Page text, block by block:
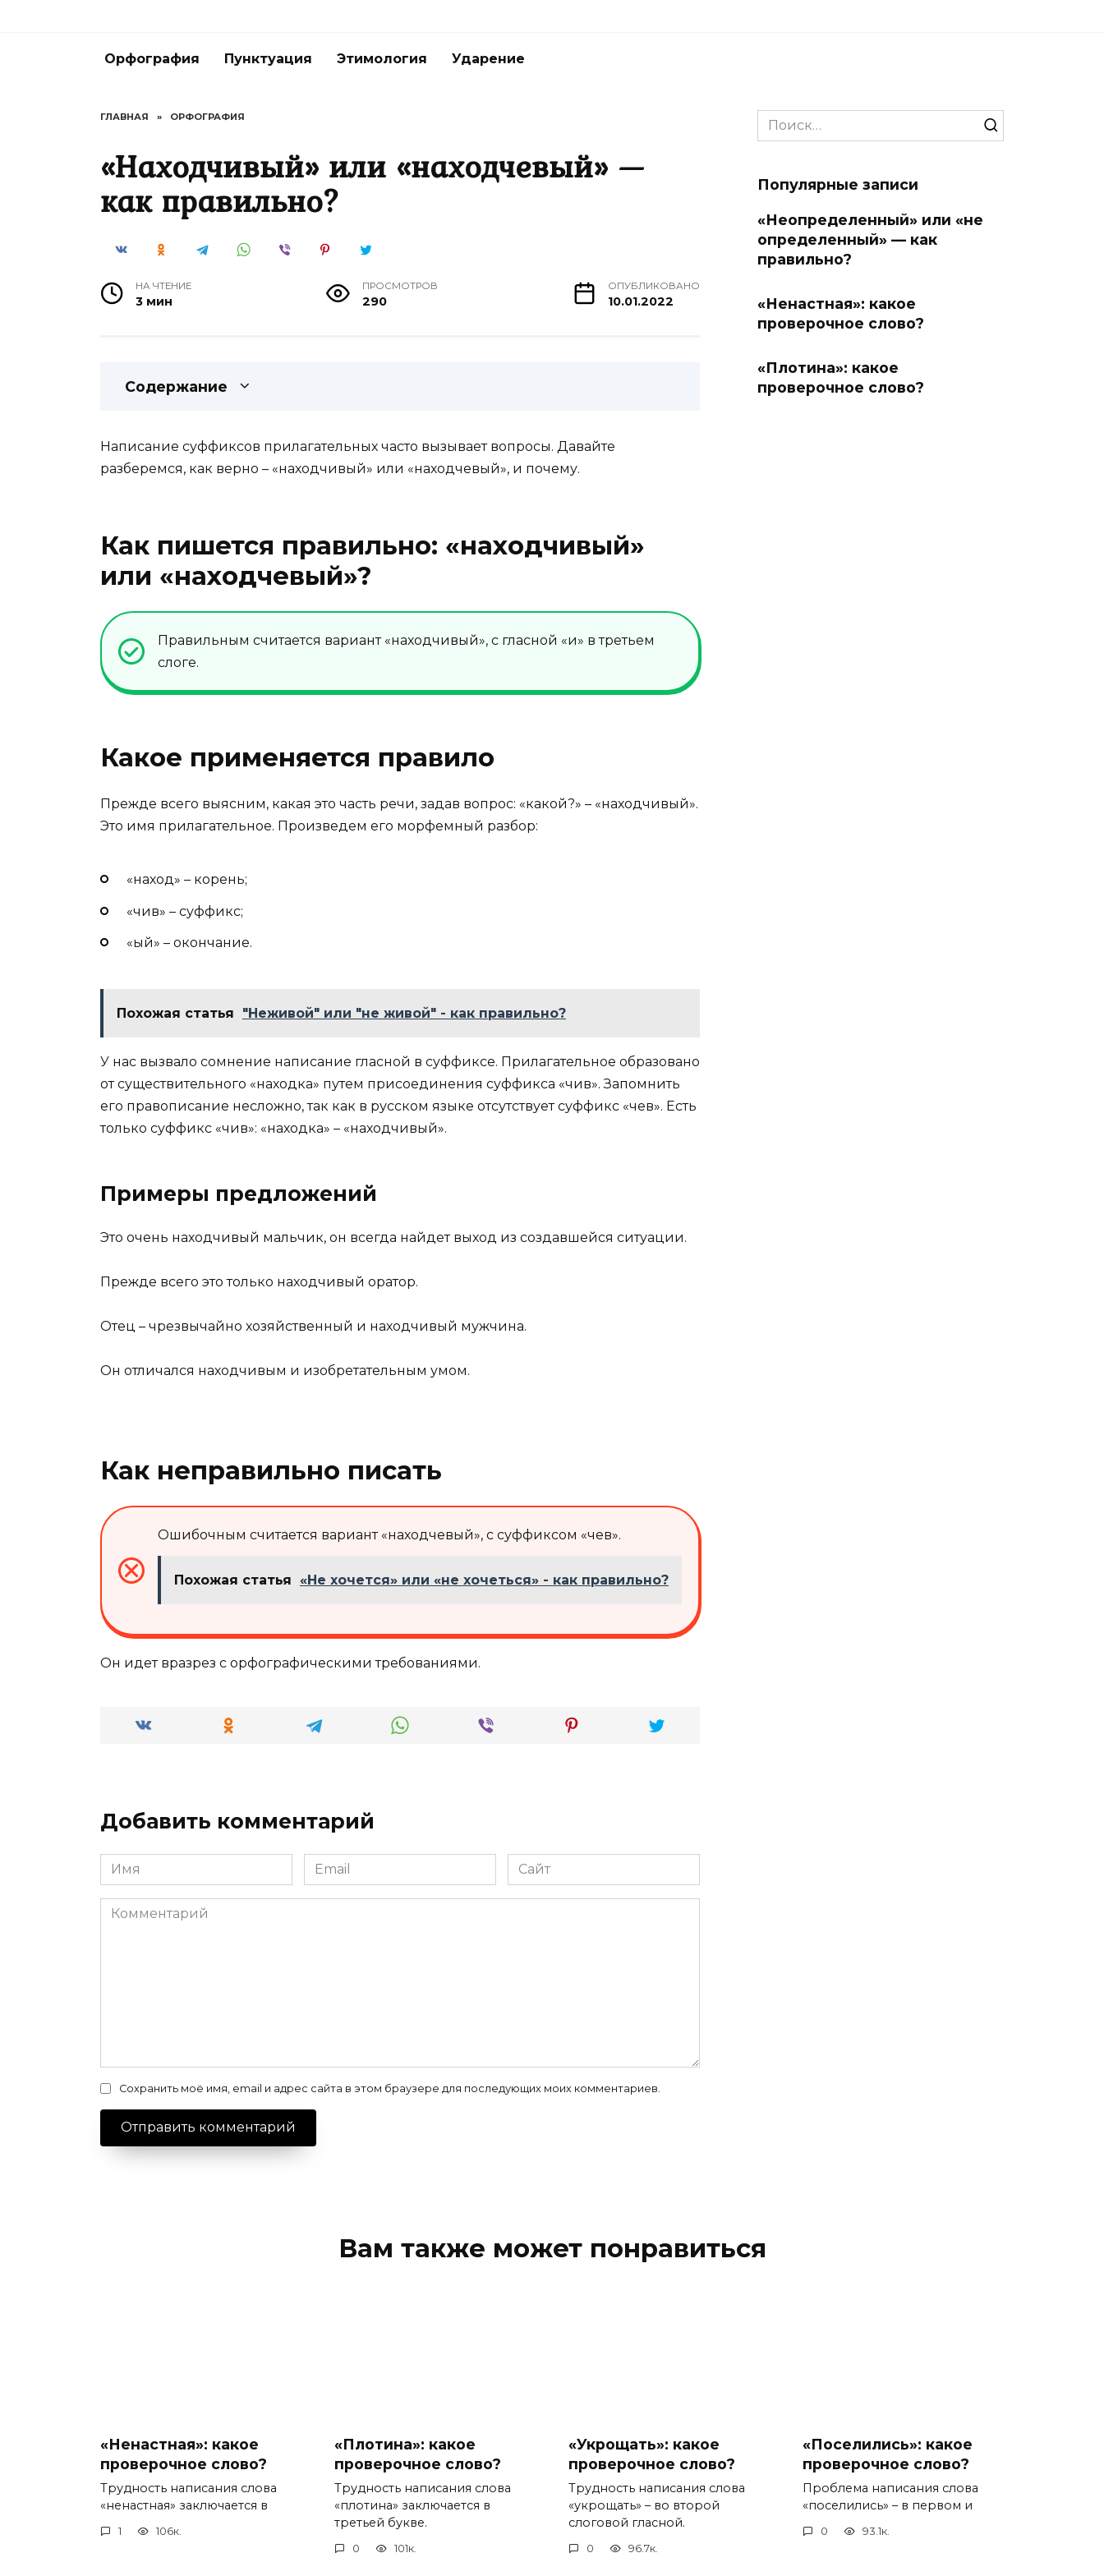
Орфография Пунктуация Этимология Ударение
ГЛАВНАЯ » ОРФОГРАФИЯ
«Находчивый» или «находчевый» —
как правильно?
НА ЧТЕНИЕ
3 мин
ПРОСМОТРОВ
290
ОПУБЛИКОВАНО
10.01.2022
Содержание
Написание суффиксов прилагательных часто вызывает вопросы. Давайте
разберемся, как верно – «находчивый» или «находчевый», и почему.
Как пишется правильно: «находчивый»
или «находчевый»?
Правильным считается вариант «находчивый», с гласной «и» в третьем
слоге.
Какое применяется правило
Прежде всего выясним, какая это часть речи, задав вопрос: «какой?» – «находчивый».
Это имя прилагательное. Произведем его морфемный разбор:
«наход» – корень;
«чив» – суффикс;
«ый» – окончание.
Похожая статья "Неживой" или "не живой" - как правильно?
У нас вызвало сомнение написание гласной в суффиксе. Прилагательное образовано
от существительного «находка» путем присоединения суффикса «чив». Запомнить
его правописание несложно, так как в русском языке отсутствует суффикс «чев». Есть
только суффикс «чив»: «находка» – «находчивый».
Примеры предложений
Это очень находчивый мальчик, он всегда найдет выход из создавшейся ситуации.
Прежде всего это только находчивый оратор.
Отец – чрезвычайно хозяйственный и находчивый мужчина.
Он отличался находчивым и изобретательным умом.
Как неправильно писать
Ошибочным считается вариант «находчевый», с суффиксом «чев».
Похожая статья «Не хочется» или «не хочеться» - как правильно?
Он идет вразрез с орфографическими требованиями.
Добавить комментарий
Имя
*
Email
*
Сайт
Комментарий
Сохранить моё имя, email и адрес сайта в этом браузере для последующих моих комментариев.
Search
for:
Популярные записи
«Неопределенный» или «не
определенный» — как
правильно?
«Ненастная»: какое
проверочное слово?
«Плотина»: какое
проверочное слово?
Вам также может понравиться
«Ненастная»: какое
проверочное слово?
Трудность написания слова
«ненастная» заключается в
1 106к.
«Плотина»: какое
проверочное слово?
Трудность написания слова
«плотина» заключается в
третьей букве.
0 101к.
«Укрощать»: какое
проверочное слово?
Трудность написания слова
«укрощать» – во второй
слоговой гласной.
0 96.7к.
«Поселились»: какое
проверочное слово?
Проблема написания слова
«поселились» – в первом и
0 93.1к.